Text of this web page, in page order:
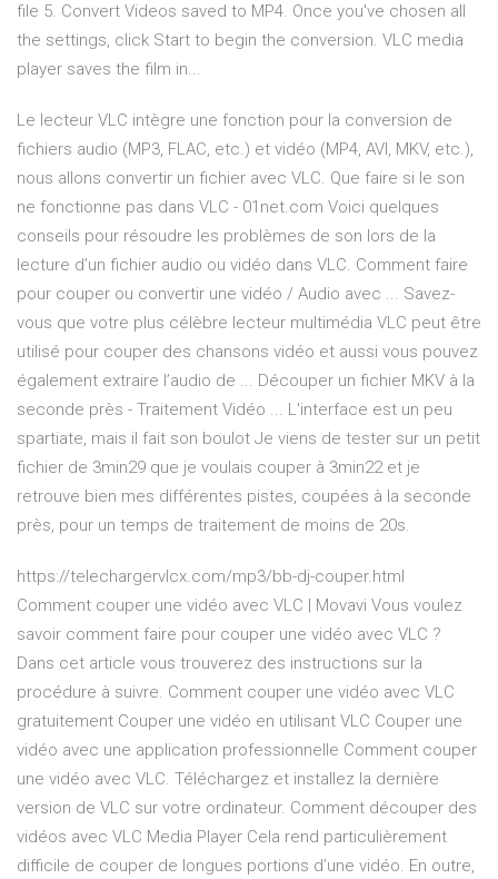
file 5. Convert Videos saved to MP4. Once you've chosen all
the settings, click Start to begin the conversion. VLC media
player saves the film in...
Le lecteur VLC intègre une fonction pour la conversion de
fichiers audio (MP3, FLAC, etc.) et vidéo (MP4, AVI, MKV, etc.),
nous allons convertir un fichier avec VLC. Que faire si le son
ne fonctionne pas dans VLC - 01net.com Voici quelques
conseils pour résoudre les problèmes de son lors de la
lecture d’un fichier audio ou vidéo dans VLC. Comment faire
pour couper ou convertir une vidéo / Audio avec ... Savez-
vous que votre plus célèbre lecteur multimédia VLC peut être
utilisé pour couper des chansons vidéo et aussi vous pouvez
également extraire l’audio de ... Découper un fichier MKV à la
seconde près - Traitement Vidéo ... L'interface est un peu
spartiate, mais il fait son boulot Je viens de tester sur un petit
fichier de 3min29 que je voulais couper à 3min22 et je
retrouve bien mes différentes pistes, coupées à la seconde
près, pour un temps de traitement de moins de 20s.
https://telechargervlcx.com/mp3/bb-dj-couper.html
Comment couper une vidéo avec VLC | Movavi Vous voulez
savoir comment faire pour couper une vidéo avec VLC ?
Dans cet article vous trouverez des instructions sur la
procédure à suivre. Comment couper une vidéo avec VLC
gratuitement Couper une vidéo en utilisant VLC Couper une
vidéo avec une application professionnelle Comment couper
une vidéo avec VLC. Téléchargez et installez la dernière
version de VLC sur votre ordinateur. Comment découper des
vidéos avec VLC Media Player Cela rend particulièrement
difficile de couper de longues portions d’une vidéo. En outre,